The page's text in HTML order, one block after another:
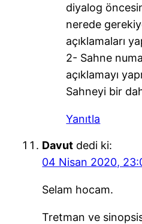
diyalog
nerede
açıklamaları
2- Sahne
açıklamayı
Sahneyi bir
Yanıtla
Davut dedi ki:
04 Nisan 2020,
Selam hocam.
Tretman ve